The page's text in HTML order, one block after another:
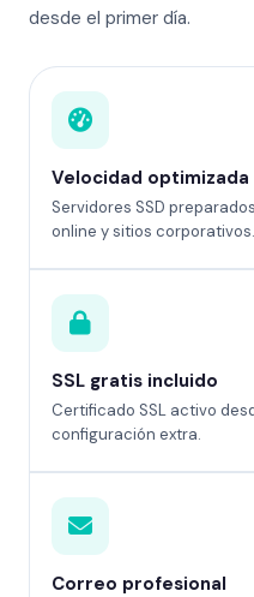
desde el primer día.
Velocidad optimizada
Servidores SSD
online y sitios corporativos.
SSL gratis incluido
Certificado SSL activo
configuración extra.
Correo profesional